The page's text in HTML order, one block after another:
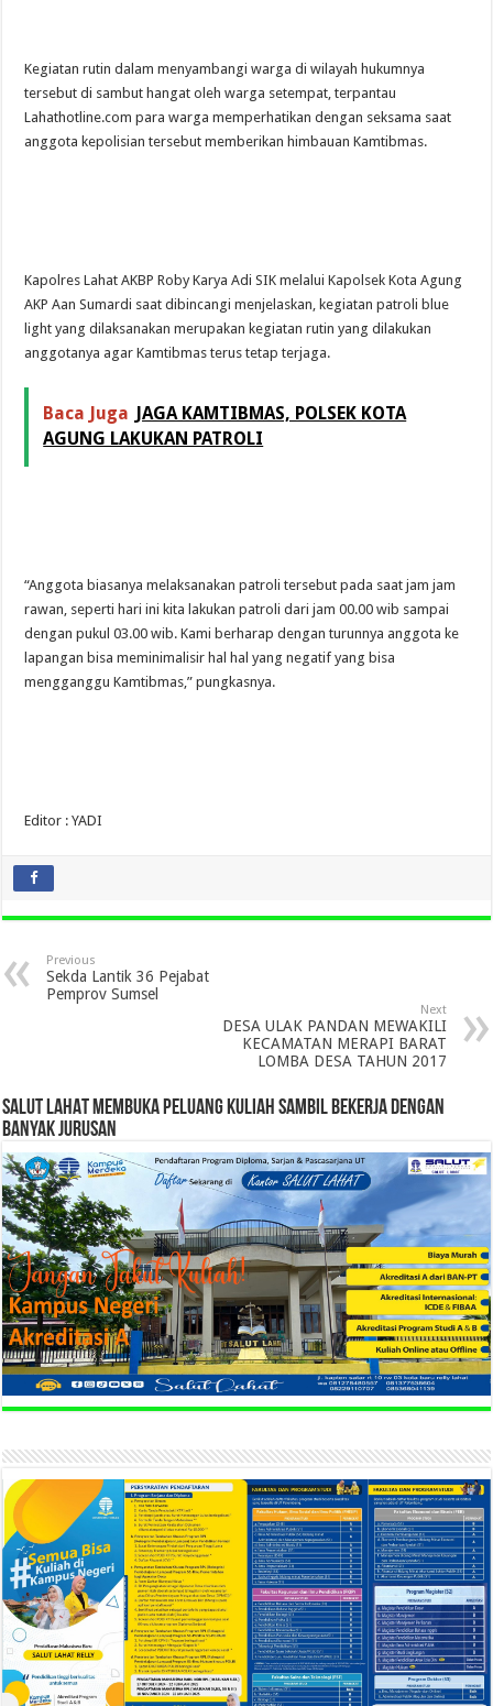
Kegiatan rutin dalam menyambangi warga di wilayah hukumnya
tersebut di sambut hangat oleh warga setempat, terpantau
Lahathotline.com para warga memperhatikan dengan seksama saat
anggota kepolisian tersebut memberikan himbauan Kamtibmas.
Kapolres Lahat AKBP Roby Karya Adi SIK melalui Kapolsek Kota Agung
AKP Aan Sumardi saat dibincangi menjelaskan, kegiatan patroli blue
light yang dilaksanakan merupakan kegiatan rutin yang dilakukan
anggotanya agar Kamtibmas terus tetap terjaga.
Baca Juga JAGA KAMTIBMAS, POLSEK KOTA
AGUNG LAKUKAN PATROLI
“Anggota biasanya melaksanakan patroli tersebut pada saat jam jam
rawan, seperti hari ini kita lakukan patroli dari jam 00.00 wib sampai
dengan pukul 03.00 wib. Kami berharap dengan turunnya anggota ke
lapangan bisa meminimalisir hal hal yang negatif yang bisa
mengganggu Kamtibmas,” pungkasnya.
Editor : YADI
Previous
Sekda Lantik 36 Pejabat
Pemprov Sumsel
Next
DESA ULAK PANDAN MEWAKILI
KECAMATAN MERAPI BARAT
LOMBA DESA TAHUN 2017
SALUT LAHAT MEMBUKA PELUANG KULIAH SAMBIL BEKERJA DENGAN
BANYAK JURUSAN